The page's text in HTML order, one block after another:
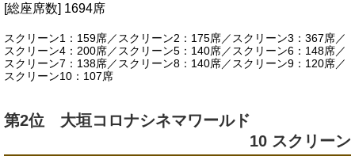
[総座席数] 1694席
スクリーン1：159席／スクリーン2：175席／スクリーン3：367席／
スクリーン4：200席／スクリーン5：140席／スクリーン6：148席／
スクリーン7：138席／スクリーン8：140席／スクリーン9：120席／
スクリーン10：107席
第2位 大垣コロナシネマワールド
10 スクリーン